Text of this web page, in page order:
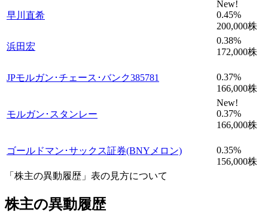
早川直希
New!
0.45%
200,000株
浜田宏
0.38%
172,000株
JPモルガン･チェース･バンク385781 0.37%
166,000株
モルガン･スタンレー
New!
0.37%
166,000株
ゴールドマン･サックス証券(BNYメロン) 0.35%
156,000株
「株主の異動履歴」表の見方について
株主の異動履歴